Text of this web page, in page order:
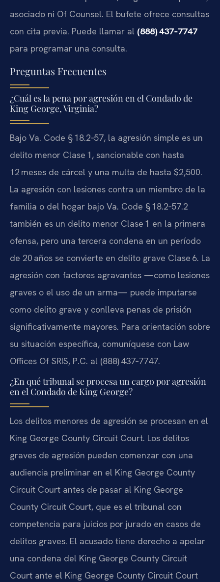
asociado ni Of Counsel. El bufete ofrece consultas
con cita previa. Puede llamar al (888) 437‑7747
para programar una consulta.
Preguntas Frecuentes
¿Cuál es la pena por agresión en el Condado de
King George, Virginia?
Bajo Va. Code § 18.2‑57, la agresión simple es un
delito menor Clase 1, sancionable con hasta
12 meses de cárcel y una multa de hasta $2,500.
La agresión con lesiones contra un miembro de la
familia o del hogar bajo Va. Code § 18.2‑57.2
también es un delito menor Clase 1 en la primera
ofensa, pero una tercera condena en un período
de 20 años se convierte en delito grave Clase 6. La
agresión con factores agravantes —como lesiones
graves o el uso de un arma— puede imputarse
como delito grave y conlleva penas de prisión
significativamente mayores. Para orientación sobre
su situación específica, comuníquese con Law
Offices Of SRIS, P.C. al (888) 437‑7747.
¿En qué tribunal se procesa un cargo por agresión
en el Condado de King George?
Los delitos menores de agresión se procesan en el
King George County Circuit Court. Los delitos
graves de agresión pueden comenzar con una
audiencia preliminar en el King George County
Circuit Court antes de pasar al King George
County Circuit Court, que es el tribunal con
competencia para juicios por jurado en casos de
delitos graves. El acusado tiene derecho a apelar
una condena del King George County Circuit
Court ante el King George County Circuit Court